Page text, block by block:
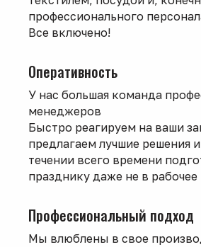
профессионального
Все включено!
Оперативность
У нас большая команда
менеджеров
Быстро реагируем на ваши
предлагаем лучшие решения
течении всего времени
празднику даже не в рабочее
Профессиональный подход
Мы влюблены в свое